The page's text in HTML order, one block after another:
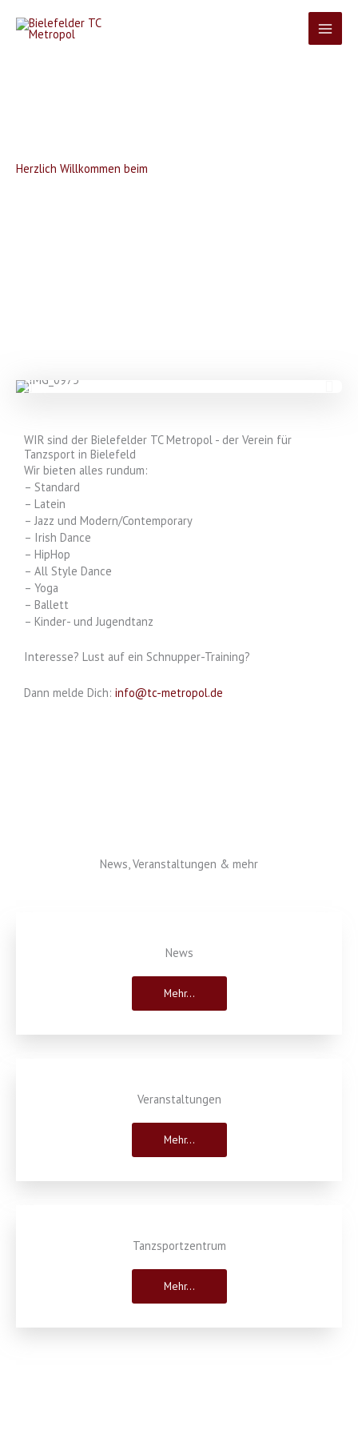
Inhalt
springen
Herzlich Willkommen beim
WIR sind der Bielefelder TC Metropol - der Verein für
Tanzsport in Bielefeld
Wir bieten alles rundum:
– Standard
– Latein
– Jazz und Modern/Contemporary
– Irish Dance
– HipHop
– All Style Dance
– Yoga
– Ballett
– Kinder- und Jugendtanz
Interesse? Lust auf ein Schnupper-Training?
Dann melde Dich: info@tc-metropol.de
News, Veranstaltungen & mehr
News
Mehr...
Veranstaltungen
Mehr...
Tanzsportzentrum
Mehr...